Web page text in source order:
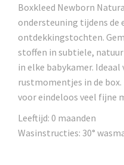
Boxkleed Newborn
ondersteuning tijdens de
ontdekkingstochten.
stoffen in subtiele,
in elke babykamer.
rustmomentjes in de
voor eindeloos veel fijne
Leeftijd: 0 maanden
Wasinstructies: 30°